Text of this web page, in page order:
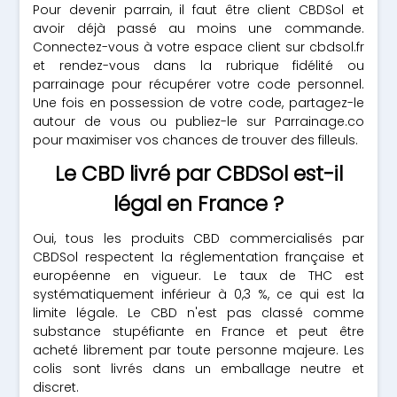
Pour devenir parrain, il faut être client CBDSol et
avoir déjà passé au moins une commande.
Connectez-vous à votre espace client sur cbdsol.fr
et rendez-vous dans la rubrique fidélité ou
parrainage pour récupérer votre code personnel.
Une fois en possession de votre code, partagez-le
autour de vous ou publiez-le sur Parrainage.co
pour maximiser vos chances de trouver des filleuls.
Le CBD livré par CBDSol est-il
légal en France ?
Oui, tous les produits CBD commercialisés par
CBDSol respectent la réglementation française et
européenne en vigueur. Le taux de THC est
systématiquement inférieur à 0,3 %, ce qui est la
limite légale. Le CBD n'est pas classé comme
substance stupéfiante en France et peut être
acheté librement par toute personne majeure. Les
colis sont livrés dans un emballage neutre et
discret.